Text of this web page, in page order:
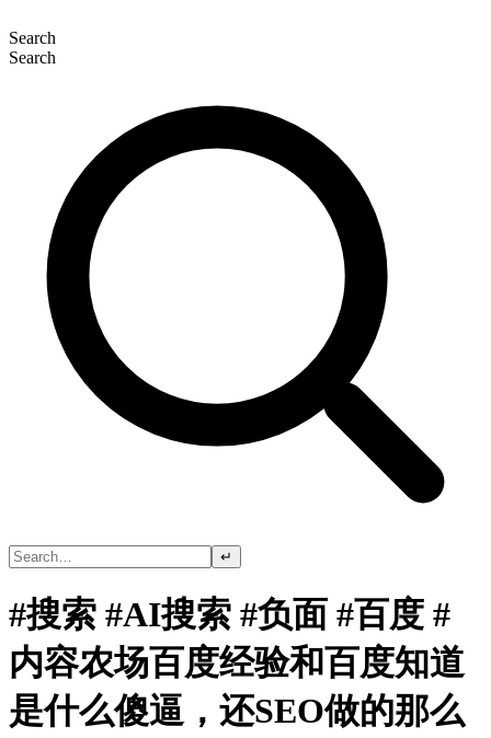
Search
Search
↵
#搜索 #AI搜索 #负面 #百度 #
内容农场百度经验和百度知道
是什么傻逼，还SEO做的那么